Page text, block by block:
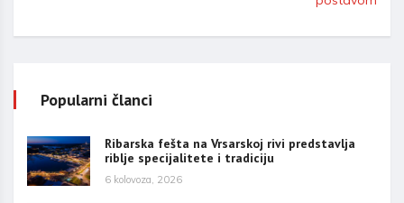
Popularni članci
Ribarska fešta na Vrsarskoj rivi predstavlja
riblje specijalitete i tradiciju
6 kolovoza, 2026